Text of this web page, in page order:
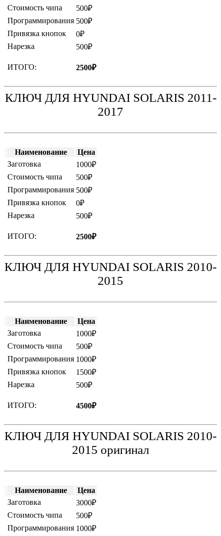
Стоимость чипа
500₽
Программирования 500₽
Привязка кнопок
0₽
Нарезка
500₽
ИТОГО: 2500₽
КЛЮЧ ДЛЯ HYUNDAI SOLARIS 2011-
2017
Наименование
Цена
Заготовка
1000₽
Стоимость чипа
500₽
Программирования 500₽
Привязка кнопок
0₽
Нарезка
500₽
ИТОГО: 2500₽
КЛЮЧ ДЛЯ HYUNDAI SOLARIS 2010-
2015
Наименование
Цена
Заготовка
1000₽
Стоимость чипа
500₽
Программирования 1000₽
Привязка кнопок
1500₽
Нарезка
500₽
ИТОГО: 4500₽
КЛЮЧ ДЛЯ HYUNDAI SOLARIS 2010-
2015 оригинал
Наименование
Цена
Заготовка
3000₽
Стоимость чипа
500₽
Программирования 1000₽